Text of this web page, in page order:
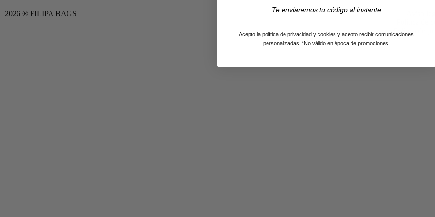
2026 ® FILIPA BAGS
Aviso
Política de
Política de
Te enviaremos tu código al instante
Acepto la política de privacidad y cookies y acepto recibir comunicaciones
personalizadas. *No válido en época de promociones.